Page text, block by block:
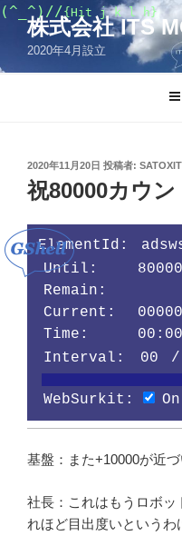
コ
ン
株式会社 ITS
2020年4月設立
投
稿
日:
2020年11月20日 投稿者:
祝80000カウ
ElementId:
Until:
Remain:
Current:
00000
Time:
00:00
Interval:
/
WebSurkit: On
基盤：また+10000が近づ
社長：これはもうロボ
れほど目出度いというわ
(^_^)//{Hit j k l h}